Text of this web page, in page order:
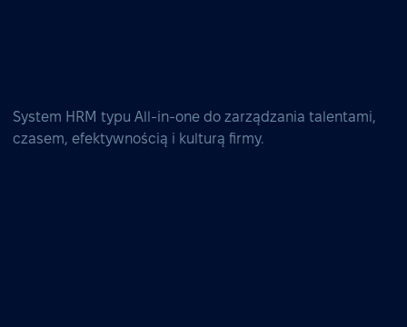
System HRM typu All-in-one do zarządzania talentami,
czasem, efektywnością i kulturą firmy.